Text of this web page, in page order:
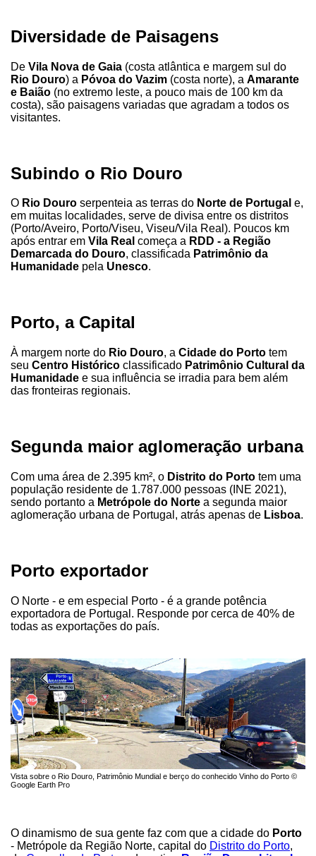
Diversidade de Paisagens
De Vila Nova de Gaia (costa atlântica e margem sul do
Rio Douro) a Póvoa do Vazim (costa norte), a Amarante
e Baião (no extremo leste, a pouco mais de 100 km da
costa), são paisagens variadas que agradam a todos os
visitantes.
Subindo o Rio Douro
O Rio Douro serpenteia as terras do Norte de Portugal e,
em muitas localidades, serve de divisa entre os distritos
(Porto/Aveiro, Porto/Viseu, Viseu/Vila Real). Poucos km
após entrar em Vila Real começa a RDD - a Região
Demarcada do Douro, classificada Patrimônio da
Humanidade pela Unesco.
Porto, a Capital
À margem norte do Rio Douro, a Cidade do Porto tem
seu Centro Histórico classificado Patrimônio Cultural da
Humanidade e sua influência se irradia para bem além
das fronteiras regionais.
Segunda maior aglomeração urbana
Com uma área de 2.395 km², o Distrito do Porto tem uma
população residente de 1.787.000 pessoas (INE 2021),
sendo portanto a Metrópole do Norte a segunda maior
aglomeração urbana de Portugal, atrás apenas de Lisboa.
Porto exportador
O Norte - e em especial Porto - é a grande potência
exportadora de Portugal. Responde por cerca de 40% de
todas as exportações do país.
Vista sobre o Rio Douro, Patrimônio Mundial e berço do conhecido Vinho do Porto ©
Google Earth Pro
O dinamismo de sua gente faz com que a cidade do Porto
- Metrópole da Região Norte, capital do Distrito do Porto,